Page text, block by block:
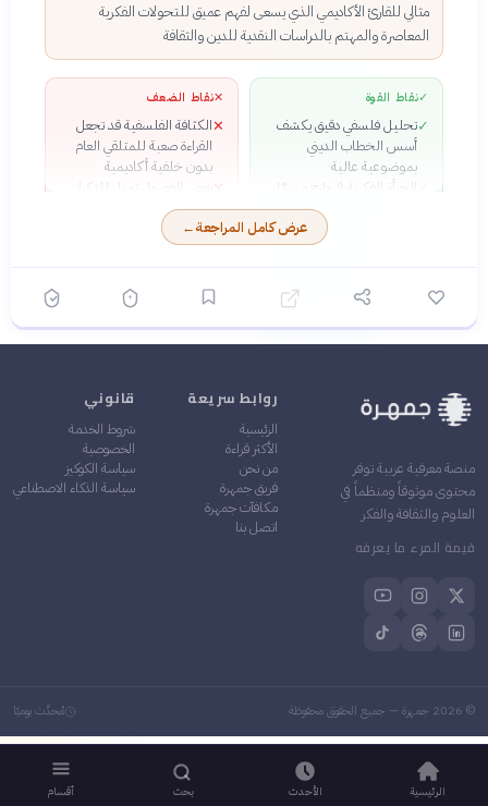
مثالي للقارئ الأكاديمي الذي يسعى لفهم عميق للتحولات الفكرية
المعاصرة والمهتم بالدراسات النقدية للدين والثقافة
✓نقاط القوة
✓تحليل فلسفي دقيق يكشف
أسس الخطاب الديني
بموضوعية عالية
الجرأة الفكرية في طرح مسائل
شائكة حول علاقة الدين
استخدام أدوات نقدية متطورة
والسيميولوجيا لقراءة النص
✓أهمية تاريخية: الكتاب وثيقة
✕نقاط الضعف
✕الكثافة الفلسفية قد تجعل
القراءة صعبة للمتلقي العام
بدون خلفية أكاديمية
✕
بعض الفصول تميل للتكرار
خاصة حول مبدأ الحاكمية
والسلفيةعرض كامل المراجعة←
منصة معرفية عربية توفر
محتوى موثوقاً ومنظماً في
العلوم والثقافة والفكر
قيمة المرء ما يعرفه
روابط سريعة
الرئيسية
الأكثر قراءة
من نحن
فريق جمهرة
مكافآت جمهرة
اتصل بنا
قانوني
شروط الخدمة
الخصوصية
سياسة الكوكيز
سياسة الذكاء الاصطناعي
©
2026 جمهرة — جميع الحقوق محفوظة مُحدَّث يوميًا
الرئيسية الأحدث بحث أقسام